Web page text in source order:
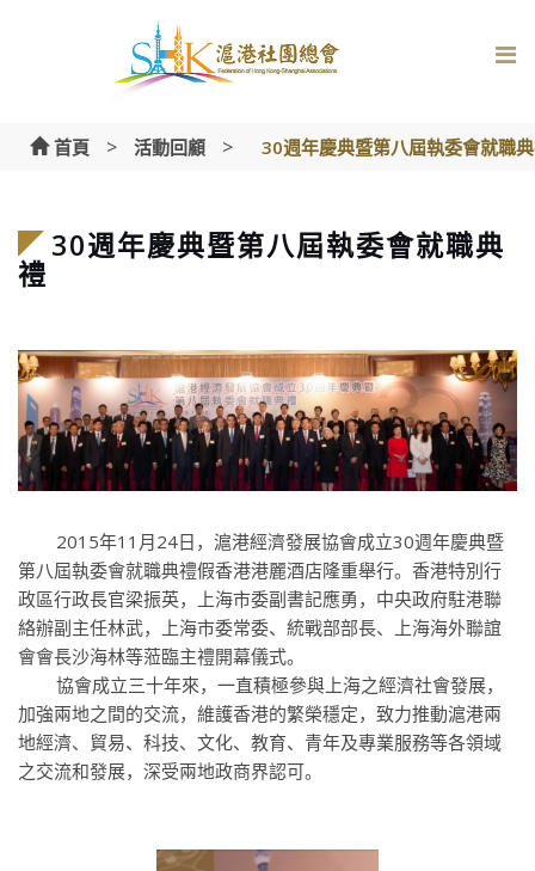
首頁 > 活動回顧 > 30週年慶典暨第八屆執委會就職
30週年慶典暨第八屆執委會就職典
禮
2015年11月24日，滬港經濟發展協會成立30週年慶典暨
第八屆執委會就職典禮假香港港麗酒店隆重舉行。香港特別行
政區行政長官梁振英，上海市委副書記應勇，中央政府駐港聯
絡辦副主任林武，上海市委常委、統戰部部長、上海海外聯誼
會會長沙海林等蒞臨主禮開幕儀式。
協會成立三十年來，一直積極參與上海之經濟社會發展，
加強兩地之間的交流，維護香港的繁榮穩定，致力推動滬港兩
地經濟、貿易、科技、文化、教育、青年及專業服務等各領域
之交流和發展，深受兩地政商界認可。